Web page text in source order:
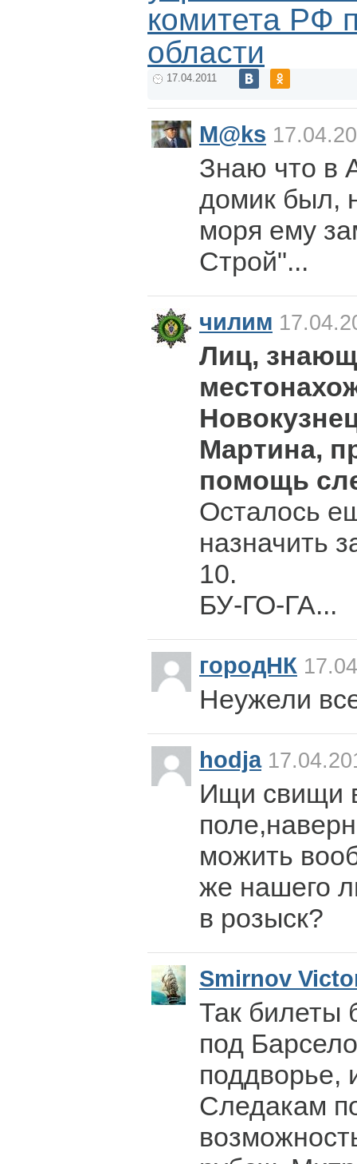
комитета РФ
области
17.04.2011
M@ks
Знаю что в
домик был,
моря ему
Строй"...
чилим
Лиц,
Мартина,
помощь
Осталось
назначить
10.
БУ-ГО-ГА...
городНК
Неужели
hodja
Ищи свищи
можить
же нашего
в розыск?
Smirnov
Так билеты
под
поддворье,
Следакам